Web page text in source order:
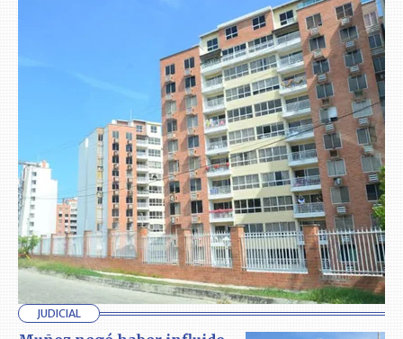
JUDICIAL